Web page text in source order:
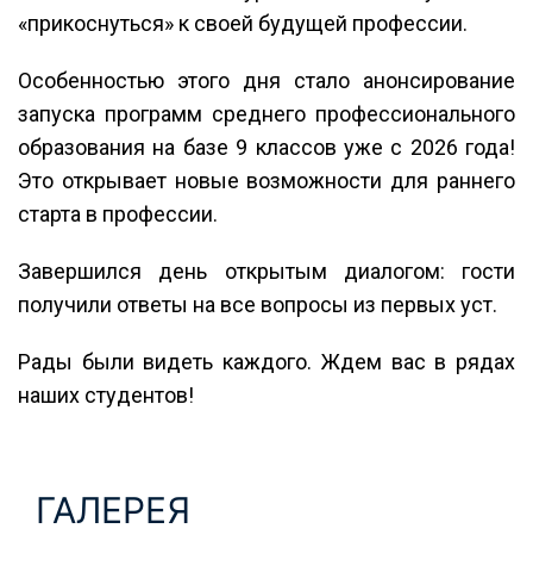
«прикоснуться» к своей будущей профессии.
Особенностью этого дня стало анонсирование
запуска программ среднего профессионального
образования на базе 9 классов уже с 2026 года!
Это открывает новые возможности для раннего
старта в профессии.
Завершился день открытым диалогом: гости
получили ответы на все вопросы из первых уст.
Рады были видеть каждого. Ждем вас в рядах
наших студентов!
ГАЛЕРЕЯ